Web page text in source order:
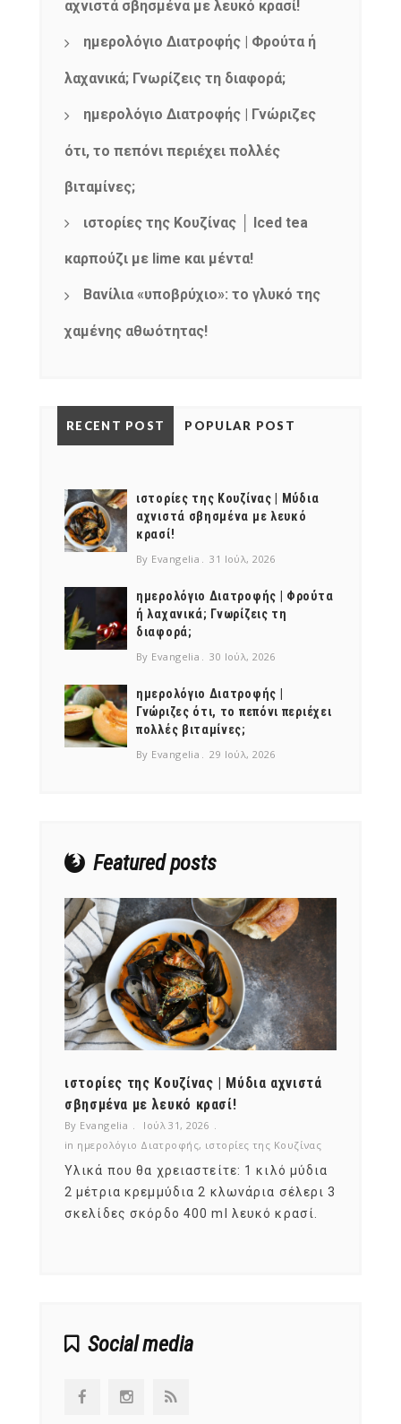
αχνιστά σβησμένα με λευκό κρασί!
ημερολόγιο Διατροφής | Φρούτα ή
λαχανικά; Γνωρίζεις τη διαφορά;
ημερολόγιο Διατροφής | Γνώριζες
ότι, το πεπόνι περιέχει πολλές
βιταμίνες;
ιστορίες της Κουζίνας │ Iced tea
καρπούζι με lime και μέντα!
Βανίλια «υποβρύχιο»: το γλυκό της
χαμένης αθωότητας!
RECENT POST POPULAR POST
ιστορίες της Κουζίνας | Μύδια
αχνιστά σβησμένα με λευκό
κρασί!
By Evangelia 31 Ιούλ, 2026
ημερολόγιο Διατροφής | Φρούτα
ή λαχανικά; Γνωρίζεις τη
διαφορά;
By Evangelia 30 Ιούλ, 2026
ημερολόγιο Διατροφής |
Γνώριζες ότι, το πεπόνι περιέχει
πολλές βιταμίνες;
By Evangelia 29 Ιούλ, 2026
Featured posts
ιστορίες της Κουζίνας | Μύδια αχνιστά
σβησμένα με λευκό κρασί!
By Evangelia
Ιούλ 31, 2026
in ημερολόγιο Διατροφής, ιστορίες της Κουζίνας
Υλικά που θα χρειαστείτε: 1 κιλό μύδια
2 μέτρια κρεμμύδια 2 κλωνάρια σέλερι 3
σκελίδες σκόρδο 400 ml λευκό κρασί.
Social media
NEWSLETTER
Get ti
your favorite
products